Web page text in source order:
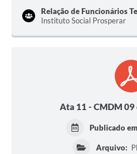
Relação de Funcionários
Instituto Social Prosperar
Ata 11 - CMDM
Publicado
Arquivo: